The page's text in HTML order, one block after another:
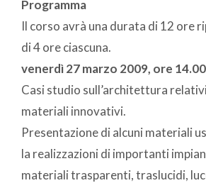
Programma
Il corso avrà una durata di 12 ore
di 4 ore ciascuna.
venerdì 27 marzo 2009, ore
Casi studio sull’architettura
materiali innovativi.
Presentazione di alcuni materiali
la realizzazioni di importanti
materiali trasparenti, traslucidi,